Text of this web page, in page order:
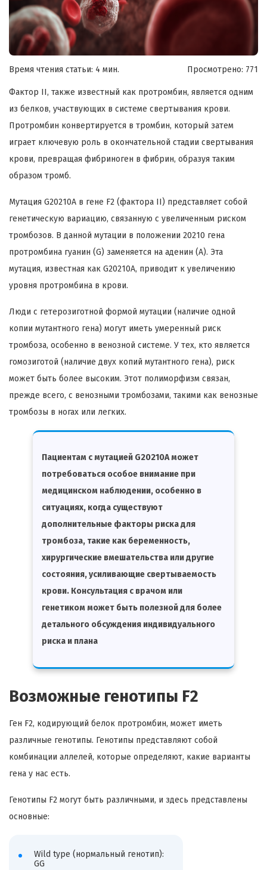
Время чтения статьи: 4 мин. Просмотрено: 771
Фактор II, также известный как протромбин, является одним
из белков, участвующих в системе свертывания крови.
Протромбин конвертируется в тромбин, который затем
играет ключевую роль в окончательной стадии свертывания
крови, превращая фибриноген в фибрин, образуя таким
образом тромб.
Мутация G20210A в гене F2 (фактора II) представляет собой
генетическую вариацию, связанную с увеличенным риском
тромбозов. В данной мутации в положении 20210 гена
протромбина гуанин (G) заменяется на аденин (A). Эта
мутация, известная как G20210A, приводит к увеличению
уровня протромбина в крови.
Люди с гетерозиготной формой мутации (наличие одной
копии мутантного гена) могут иметь умеренный риск
тромбоза, особенно в венозной системе. У тех, кто является
гомозиготой (наличие двух копий мутантного гена), риск
может быть более высоким. Этот полиморфизм связан,
прежде всего, с венозными тромбозами, такими как венозные
тромбозы в ногах или легких.
Пациентам с мутацией G20210A может
потребоваться особое внимание при
медицинском наблюдении, особенно в
ситуациях, когда существуют
дополнительные факторы риска для
тромбоза, такие как беременность,
хирургические вмешательства или другие
состояния, усиливающие свертываемость
крови. Консультация с врачом или
генетиком может быть полезной для более
детального обсуждения индивидуального
риска и плана
Возможные генотипы F2
Ген F2, кодирующий белок протромбин, может иметь
различные генотипы. Генотипы представляют собой
комбинации аллелей, которые определяют, какие варианты
гена у нас есть.
Генотипы F2 могут быть различными, и здесь представлены
основные:
Wild type (нормальный генотип):
GG